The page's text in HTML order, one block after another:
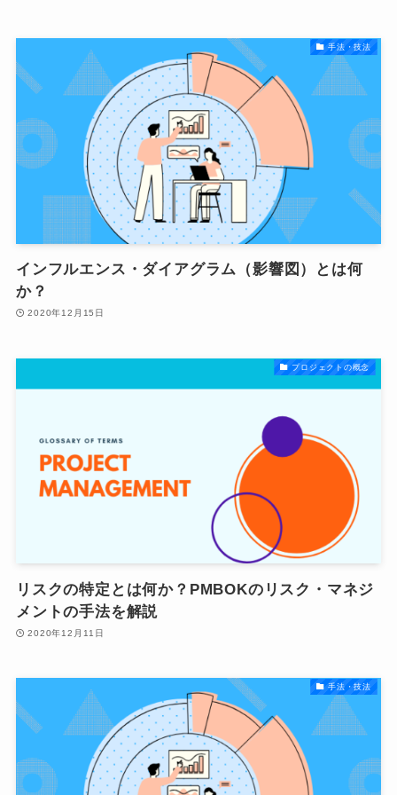
手法・技法
インフルエンス・ダイアグラム（影響図）とは何
か？
2020年12月15日
プロジェクトの概念
リスクの特定とは何か？PMBOKのリスク・マネジ
メントの手法を解説
2020年12月11日
手法・技法